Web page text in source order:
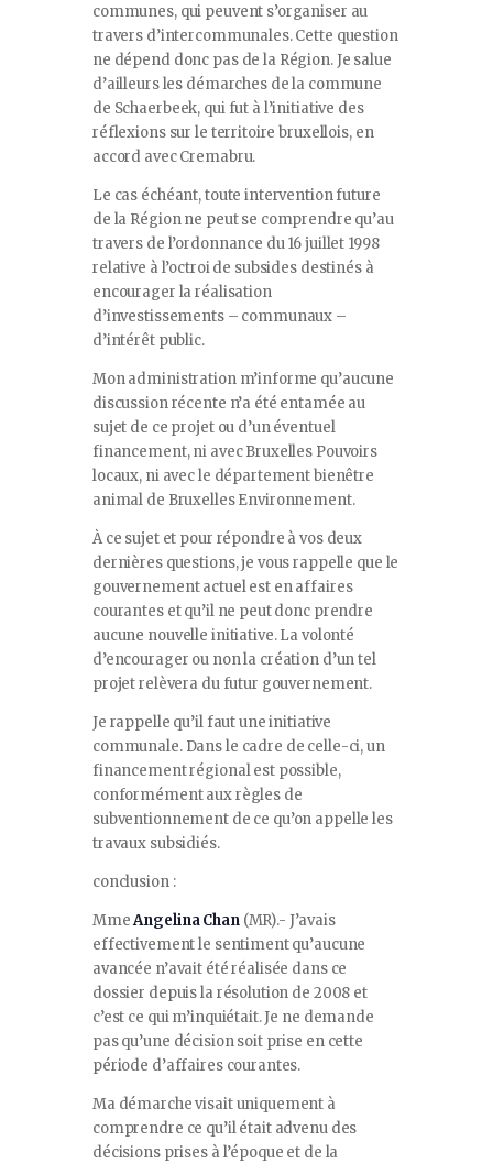
communes, qui peuvent s’organiser au
travers d’intercommunales. Cette question
ne dépend donc pas de la Région. Je salue
d’ailleurs les démarches de la commune
de Schaerbeek, qui fut à l’initiative des
réflexions sur le territoire bruxellois, en
accord avec Cremabru.
Le cas échéant, toute intervention future
de la Région ne peut se comprendre qu’au
travers de l’ordonnance du 16 juillet 1998
relative à l’octroi de subsides destinés à
encourager la réalisation
d’investissements – communaux –
d’intérêt public.
Mon administration m’informe qu’aucune
discussion récente n’a été entamée au
sujet de ce projet ou d’un éventuel
financement, ni avec Bruxelles Pouvoirs
locaux, ni avec le département bienêtre
animal de Bruxelles Environnement.
À ce sujet et pour répondre à vos deux
dernières questions, je vous rappelle que le
gouvernement actuel est en affaires
courantes et qu’il ne peut donc prendre
aucune nouvelle initiative. La volonté
d’encourager ou non la création d’un tel
projet relèvera du futur gouvernement.
Je rappelle qu’il faut une initiative
communale. Dans le cadre de celle-ci, un
financement régional est possible,
conformément aux règles de
subventionnement de ce qu’on appelle les
travaux subsidiés.
conclusion :
MmeAngelina Chan(MR).- J’avais
effectivement le sentiment qu’aucune
avancée n’avait été réalisée dans ce
dossier depuis la résolution de 2008 et
c’est ce qui m’inquiétait. Je ne demande
pas qu’une décision soit prise en cette
période d’affaires courantes.
Ma démarche visait uniquement à
comprendre ce qu’il était advenu des
décisions prises à l’époque et de la